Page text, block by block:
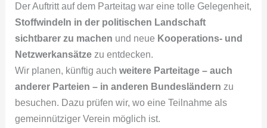
Der Auftritt auf dem Parteitag war eine tolle Gelegenheit,
Stoffwindeln in der politischen Landschaft
sichtbarer zu machen und neue Kooperations- und
Netzwerkansätzezu entdecken.
Wir planen, künftig auch weitere Parteitage – auch
anderer Parteien – in anderen Bundesländern zu
besuchen. Dazu prüfen wir, wo eine Teilnahme als
gemeinnütziger Verein möglich ist.